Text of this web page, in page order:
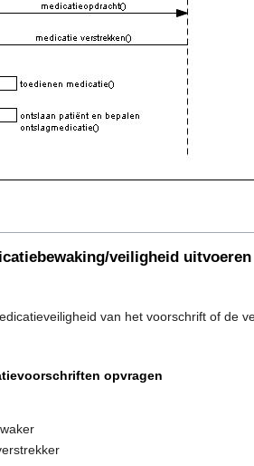
veiligheid uitvoeren
van het voorschrift of de
opvragen